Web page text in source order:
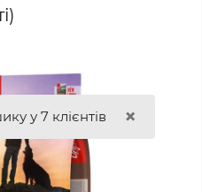
у 7 клієнтів ×